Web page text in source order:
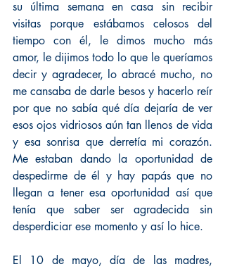
su última semana en casa sin recibir
visitas porque estábamos celosos del
tiempo con él, le dimos mucho más
amor, le dijimos todo lo que le queríamos
decir y agradecer, lo abracé mucho, no
me cansaba de darle besos y hacerlo reír
por que no sabía qué día dejaría de ver
esos ojos vidriosos aún tan llenos de vida
y esa sonrisa que derretía mi corazón.
Me estaban dando la oportunidad de
despedirme de él y hay papás que no
llegan a tener esa oportunidad así que
tenía que saber ser agradecida sin
desperdiciar ese momento y así lo hice.
El 10 de mayo, día de las madres,